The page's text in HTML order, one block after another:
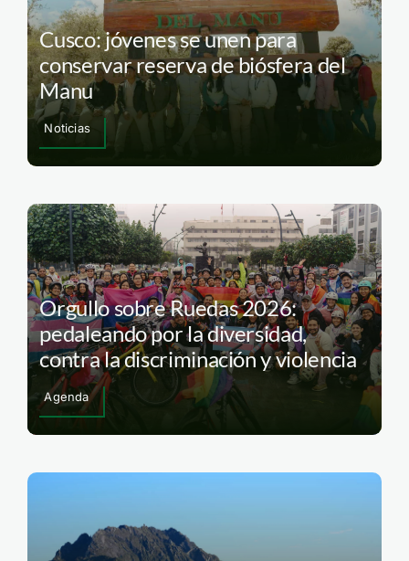
Cusco: jóvenes se unen para
conservar reserva de biósfera del
Manu
Noticias
Orgullo sobre Ruedas 2026:
pedaleando por la diversidad,
contra la discriminación y violencia
Agenda